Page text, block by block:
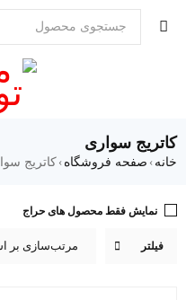
کاتریج سواری
خانه › صفحه فروشگاه › کاتریج
فیلتر مرتب‌سازی بر
نمایش فقط محصول های حراج